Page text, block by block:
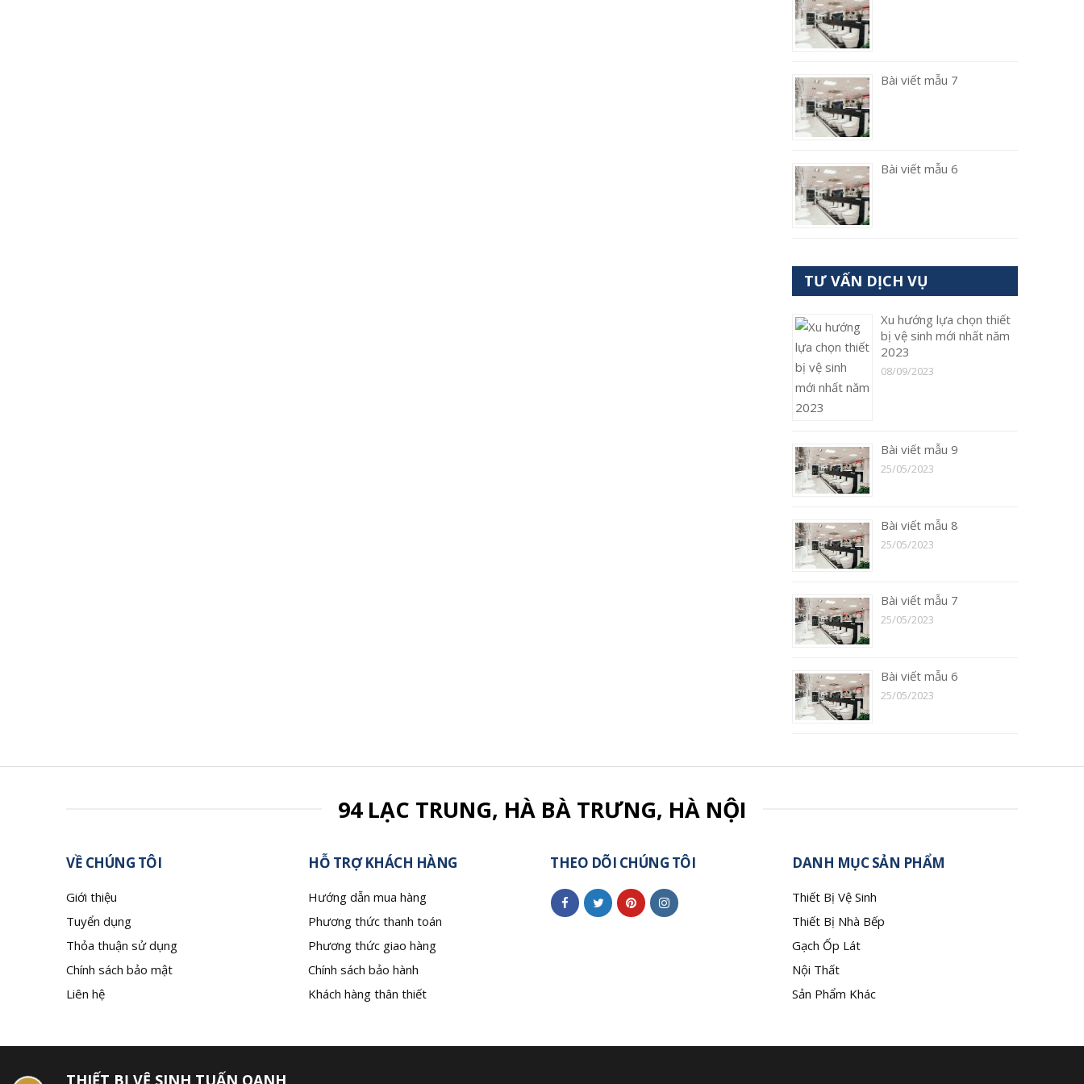
Bài viết mẫu 7
Bài viết mẫu 6
TƯ VẤN DỊCH VỤ
Xu hướng lựa chọn thiết
bị vệ sinh mới nhất năm
2023
08/09/2023
Bài viết mẫu 9
25/05/2023
Bài viết mẫu 8
25/05/2023
Bài viết mẫu 7
25/05/2023
Bài viết mẫu 6
25/05/2023
94 LẠC TRUNG, HÀ BÀ TRƯNG, HÀ NỘI
VỀ CHÚNG TÔI
Giới thiệu
Tuyển dụng
Thỏa thuận sử dụng
Chính sách bảo mật
Liên hệ
HỖ TRỢ KHÁCH HÀNG
Hướng dẫn mua hàng
Phương thức thanh toán
Phương thức giao hàng
Chính sách bảo hành
Khách hàng thân thiết
THEO DÕI CHÚNG TÔI DANH MỤC SẢN PHẨM
Thiết Bị Vệ Sinh
Thiết Bị Nhà Bếp
Gạch Ốp Lát
Nội Thất
Sản Phẩm Khác
THIẾT BỊ VỆ SINH TUẤN OANH